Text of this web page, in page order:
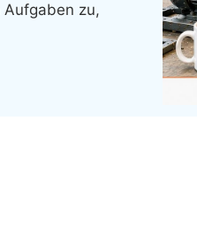
Aufgaben zu,